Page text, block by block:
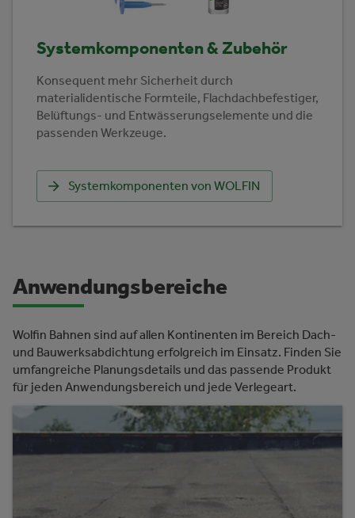
Systemkomponenten & Zubehör
Konsequent mehr Sicherheit durch
materialidentische Formteile, Flachdachbefestiger,
Belüftungs- und Entwässerungselemente und die
passenden Werkzeuge.
Systemkomponenten von WOLFIN
Anwendungsbereiche
Wolfin Bahnen sind auf allen Kontinenten im Bereich Dach-
und Bauwerksabdichtung erfolgreich im Einsatz. Finden Sie
umfangreiche Planungsdetails und das passende Produkt
für jeden Anwendungsbereich und jede Verlegeart.